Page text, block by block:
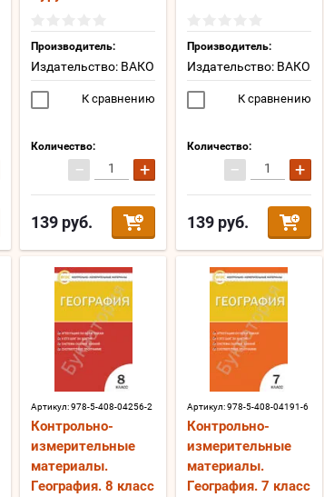
Производитель:
Издательство: ВАКО
К сравнению
Количество:
− +
139 руб.
Производитель:
Издательство: ВАКО
К сравнению
Количество:
− +
139руб.
Артикул:978-5-408-04256-2
Контрольно-
измерительные
материалы.
География. 8 класс
Артикул:978-5-408-04191-6
Контрольно-
измерительные
материалы.
География. 7 класс